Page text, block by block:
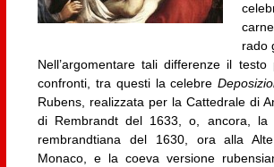
rado
Nell’argomentare tali differenze il testo
confronti, tra questi la celebre
Rubens, realizzata per la Cattedrale di
di Rembrandt del 1633, o, ancora,
rembrandtiana del 1630, ora alla
Monaco, e la coeva versione